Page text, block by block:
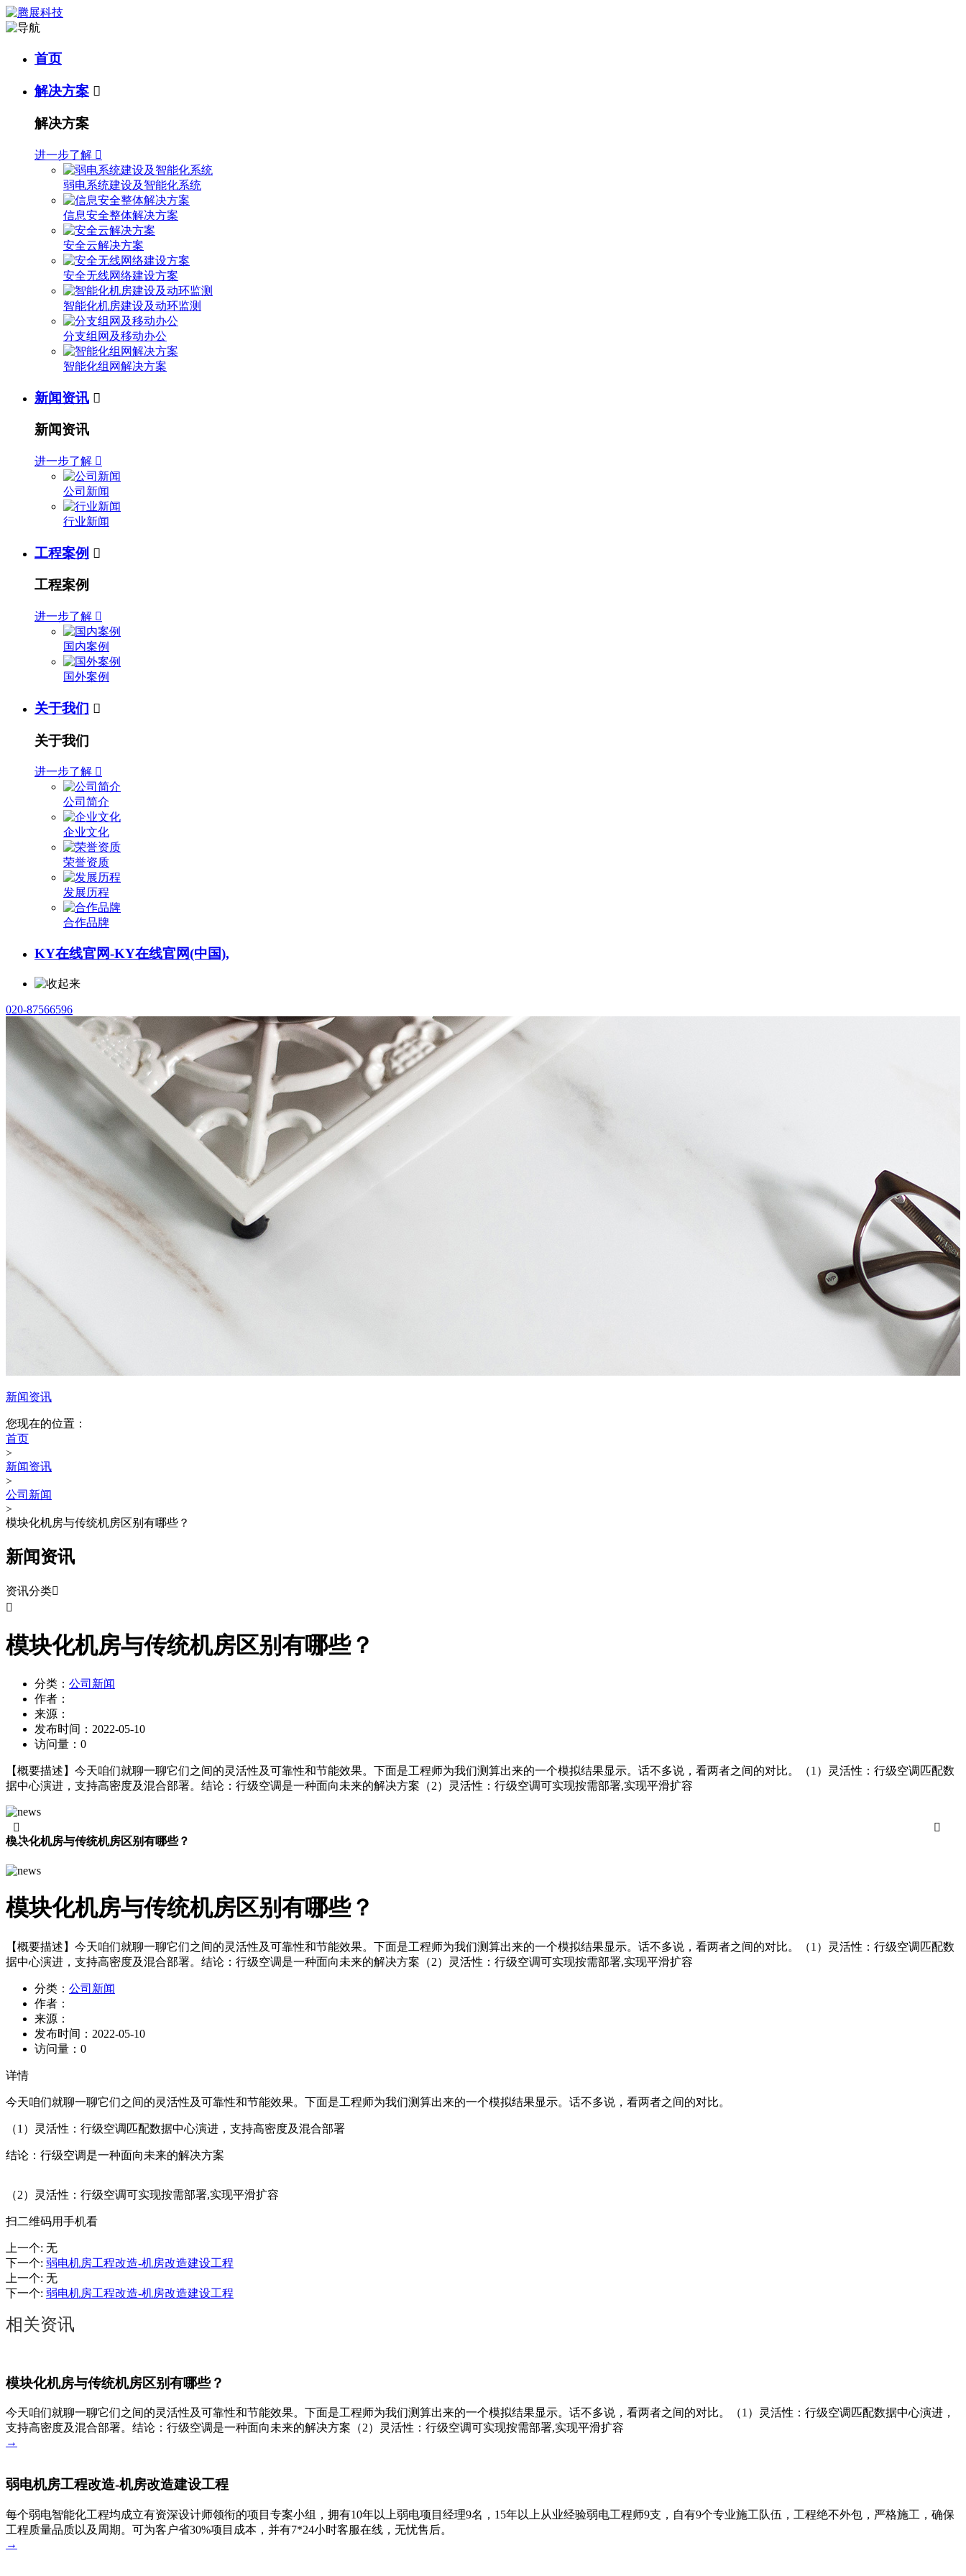
首页
解决方案 
解决方案
进一步了解 
弱电系统建设及智能化系统
信息安全整体解决方案
安全云解决方案
安全无线网络建设方案
智能化机房建设及动环监测
分支组网及移动办公
智能化组网解决方案
新闻资讯 
新闻资讯
进一步了解 
公司新闻
行业新闻
工程案例 
工程案例
进一步了解 
国内案例
国外案例
关于我们 
关于我们
进一步了解 
公司简介
企业文化
荣誉资质
发展历程
合作品牌
KY在线官网-KY在线官网(中国),
020-87566596
新闻资讯
您现在的位置：
首页
>
新闻资讯
>
公司新闻
>
模块化机房与传统机房区别有哪些？
新闻资讯
资讯分类

模块化机房与传统机房区别有哪些？
分类： 公司新闻
作者：
来源：
发布时间： 2022-05-10
访问量： 0
【概要描述】 今天咱们就聊一聊它们之间的灵活性及可靠性和节能效果。下面是工程师为我们测算出来的一个模拟结果显示。话不多说，看两者之间的对比。（1）灵活性：行级空调匹配数
据中心演进，支持高密度及混合部署。结论：行级空调是一种面向未来的解决方案（2）灵活性：行级空调可实现按需部署,实现平滑扩容
模块化机房与传统机房区别有哪些？


模块化机房与传统机房区别有哪些？
【概要描述】 今天咱们就聊一聊它们之间的灵活性及可靠性和节能效果。下面是工程师为我们测算出来的一个模拟结果显示。话不多说，看两者之间的对比。（1）灵活性：行级空调匹配数
据中心演进，支持高密度及混合部署。结论：行级空调是一种面向未来的解决方案（2）灵活性：行级空调可实现按需部署,实现平滑扩容
分类： 公司新闻
作者：
来源：
发布时间： 2022-05-10
访问量： 0
详情
今天咱们就聊一聊它们之间的灵活性及可靠性和节能效果。下面是工程师为我们测算出来的一个模拟结果显示。话不多说，看两者之间的对比。
（1）灵活性：行级空调匹配数据中心演进，支持高密度及混合部署
结论：行级空调是一种面向未来的解决方案
（2）灵活性：行级空调可实现按需部署,实现平滑扩容
扫二维码用手机看
上一个: 无
下一个: 弱电机房工程改造-机房改造建设工程
上一个: 无
下一个: 弱电机房工程改造-机房改造建设工程
相关资讯
模块化机房与传统机房区别有哪些？
今天咱们就聊一聊它们之间的灵活性及可靠性和节能效果。下面是工程师为我们测算出来的一个模拟结果显示。话不多说，看两者之间的对比。（1）灵活性：行级空调匹配数据中心演进，
支持高密度及混合部署。结论：行级空调是一种面向未来的解决方案（2）灵活性：行级空调可实现按需部署,实现平滑扩容
→
弱电机房工程改造-机房改造建设工程
每个弱电智能化工程均成立有资深设计师领衔的项目专案小组，拥有10年以上弱电项目经理9名，15年以上从业经验弱电工程师9支，自有9个专业施工队伍，工程绝不外包，严格施工，确保
工程质量品质以及周期。可为客户省30%项目成本，并有7*24小时客服在线，无忧售后。
→